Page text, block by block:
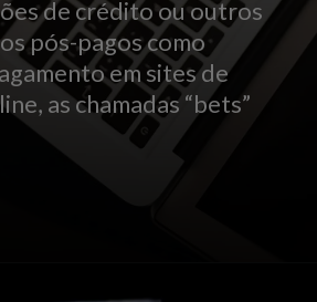
de crédito ou outros
pós-pagos como
em sites de
as chamadas “bets”